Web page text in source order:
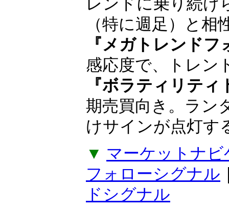
や、タートルズの
産みの親リチャー
ド・デニスが得
ロー（順張り投資
『マーケットナビ
レンドに乗り続け
（特に週足）と相
『メガトレンドフ
感応度で、トレン
『ボラティリテ